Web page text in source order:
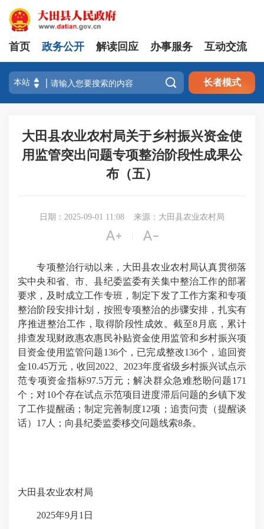
首页 政务公开 解读回应 办事服务 互动交流
 长者模式
大田县农业农村局关于乡村振兴资金使
用监管突出问题专项整治阶段性成果公
布（五）
日期：2025-09-01 11:08 来源：大田县农业农村局
 
专项整治行动以来，大田县农业农村局认真贯彻落
实中央和省、市、县纪委监委有关集中整治工作的部署
要求，及时成立工作专班，制定下发了工作方案和专项
整治阶段安排计划，按照专项整治的步骤安排，扎实有
序推进整治工作，取得阶段性成效。截至8月底，累计
排查发现财政惠农惠民补贴资金使用监管和乡村振兴项
目资金使用监管问题136个，已完成整改136个，追回资
金10.45万元，收回2022、2023年度省级乡村振兴试点示
范专项资金指标97.5万元；解决群众急难愁盼问题171
个；对10个存在试点示范项目进度滞后问题的乡镇下发
了工作提醒函；制定完善制度12项；追责问责（提醒谈
话）17人；向县纪委监委移交问题线索8条。
大田县农业农村局
2025年9月1日